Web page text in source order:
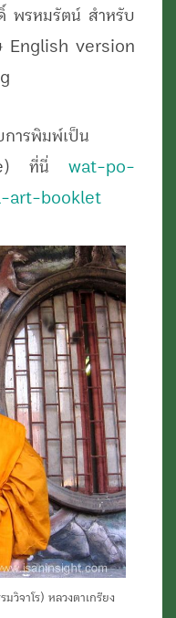
พรหมรัตน์ สำหรับ
English version
การพิมพ์เป็น
ที่นี่ wat-po-
art-booklet
วิจาโร) หลวงตาเกรียง